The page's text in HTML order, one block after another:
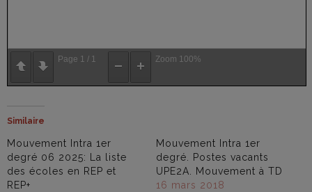
Page 1 / 1 Zoom 100%
Similaire
Mouvement Intra 1er
degré 06 2025: La liste
des écoles en REP et
REP+
Mouvement Intra 1er
degré. Postes vacants
UPE2A. Mouvement à TD
16 mars 2018